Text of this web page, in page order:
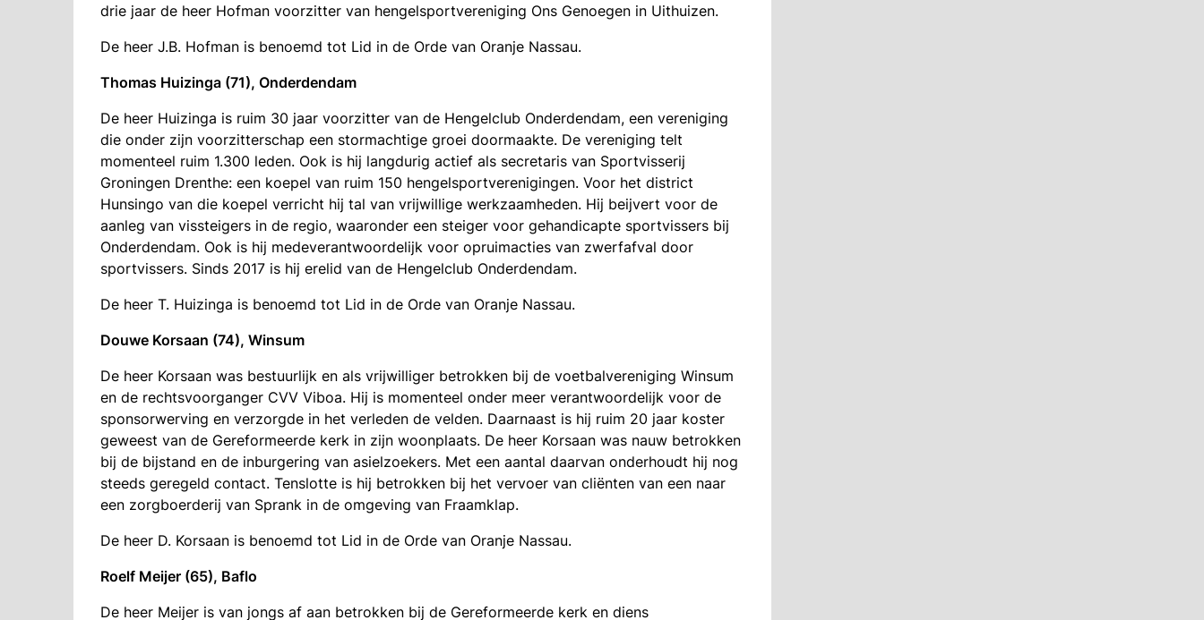
drie jaar de heer Hofman voorzitter van hengelsportvereniging Ons Genoegen in Uithuizen.
De heer J.B. Hofman is benoemd tot Lid in de Orde van Oranje Nassau.
Thomas Huizinga (71), Onderdendam
De heer Huizinga is ruim 30 jaar voorzitter van de Hengelclub Onderdendam, een vereniging
die onder zijn voorzitterschap een stormachtige groei doormaakte. De vereniging telt
momenteel ruim 1.300 leden. Ook is hij langdurig actief als secretaris van Sportvisserij
Groningen Drenthe: een koepel van ruim 150 hengelsportverenigingen. Voor het district
Hunsingo van die koepel verricht hij tal van vrijwillige werkzaamheden. Hij beijvert voor de
aanleg van vissteigers in de regio, waaronder een steiger voor gehandicapte sportvissers bij
Onderdendam. Ook is hij medeverantwoordelijk voor opruimacties van zwerfafval door
sportvissers. Sinds 2017 is hij erelid van de Hengelclub Onderdendam.
De heer T. Huizinga is benoemd tot Lid in de Orde van Oranje Nassau.
Douwe Korsaan (74), Winsum
De heer Korsaan was bestuurlijk en als vrijwilliger betrokken bij de voetbalvereniging Winsum
en de rechtsvoorganger CVV Viboa. Hij is momenteel onder meer verantwoordelijk voor de
sponsorwerving en verzorgde in het verleden de velden. Daarnaast is hij ruim 20 jaar koster
geweest van de Gereformeerde kerk in zijn woonplaats. De heer Korsaan was nauw betrokken
bij de bijstand en de inburgering van asielzoekers. Met een aantal daarvan onderhoudt hij nog
steeds geregeld contact. Tenslotte is hij betrokken bij het vervoer van cliënten van een naar
een zorgboerderij van Sprank in de omgeving van Fraamklap.
De heer D. Korsaan is benoemd tot Lid in de Orde van Oranje Nassau.
Roelf Meijer (65), Baflo
De heer Meijer is van jongs af aan betrokken bij de Gereformeerde kerk en diens